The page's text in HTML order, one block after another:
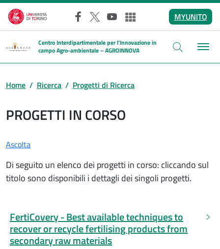
Salta al contenuto principale
Facebook
X YouTubeAltri social
MYUNITO
Centro Interdipartimentale per l'Innovazione in
campo Agro-ambientale – AGROINNOVA
Home Ricerca Progetti di Ricerca
PROGETTI IN CORSO
Ascolta
Di seguito un elenco dei progetti in corso: cliccando sul
titolo sono disponibili i dettagli dei singoli progetti.
FertiCovery - Best available techniques to
recover or recycle fertilising products from
secondary raw materials